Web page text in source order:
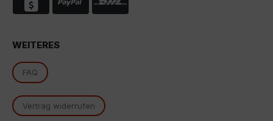
WEITERES
FAQ
Vertrag widerrufen
oben beschriebene Übertragung nicht statt.